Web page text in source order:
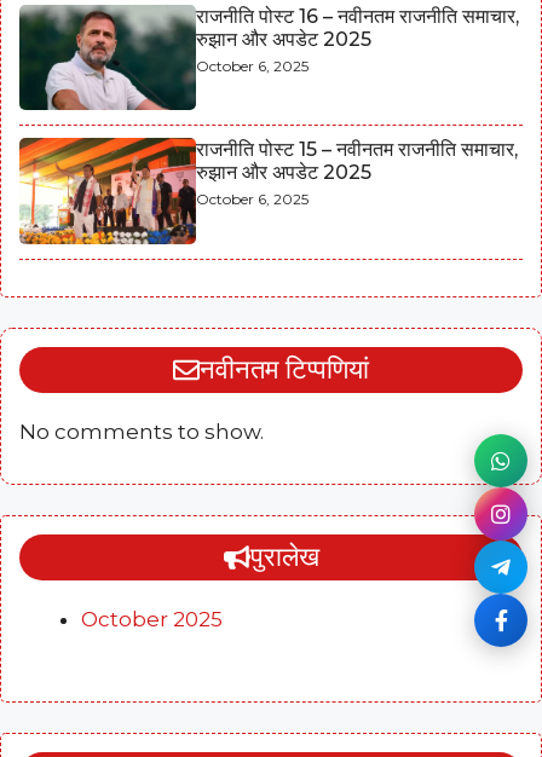
राजनीति पोस्ट 16 – नवीनतम राजनीति समाचार,
रुझान और अपडेट 2025
October 6, 2025
राजनीति पोस्ट 15 – नवीनतम राजनीति समाचार,
रुझान और अपडेट 2025
October 6, 2025
नवीनतम टिप्पणियां
No comments to show.
पुरालेख
October 2025